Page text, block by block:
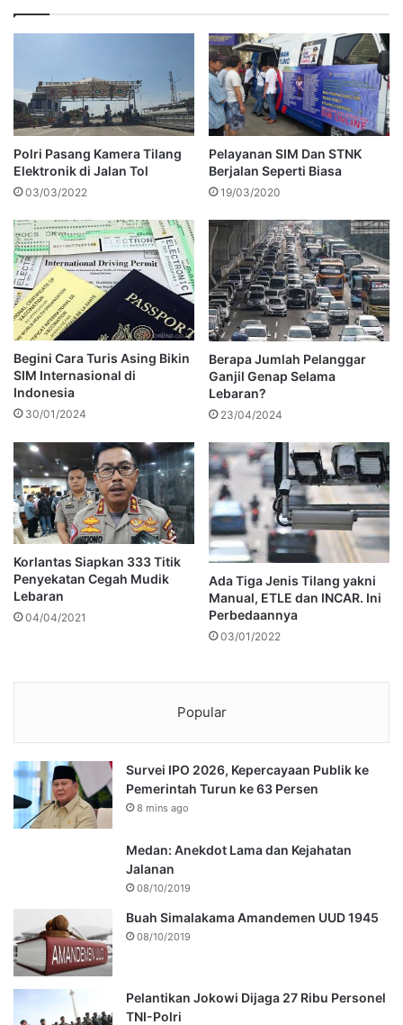
Polri Pasang Kamera Tilang
Elektronik di Jalan Tol
03/03/2022
Pelayanan SIM Dan STNK
Berjalan Seperti Biasa
19/03/2020
Begini Cara Turis Asing Bikin
SIM Internasional di
Indonesia
30/01/2024
Berapa Jumlah Pelanggar
Ganjil Genap Selama
Lebaran?
23/04/2024
Korlantas Siapkan 333 Titik
Penyekatan Cegah Mudik
Lebaran
04/04/2021
Ada Tiga Jenis Tilang yakni
Manual, ETLE dan INCAR. Ini
Perbedaannya
03/01/2022
Popular
Survei IPO 2026, Kepercayaan Publik ke
Pemerintah Turun ke 63 Persen
8 mins ago
Medan: Anekdot Lama dan Kejahatan
Jalanan
08/10/2019
Buah Simalakama Amandemen UUD 1945
08/10/2019
Pelantikan Jokowi Dijaga 27 Ribu Personel
TNI-Polri